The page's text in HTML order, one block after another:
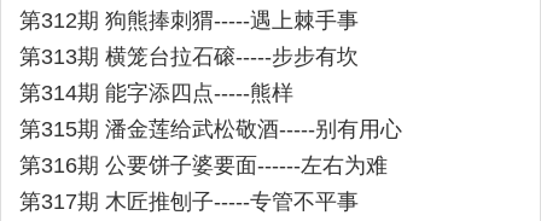
第312期 狗熊捧刺猬-----遇上棘手事
第313期 横笼台拉石磙-----步步有坎
第314期 能字添四点-----熊样
第315期 潘金莲给武松敬酒-----别有用心
第316期 公要饼子婆要面------左右为难
第317期 木匠推刨子-----专管不平事